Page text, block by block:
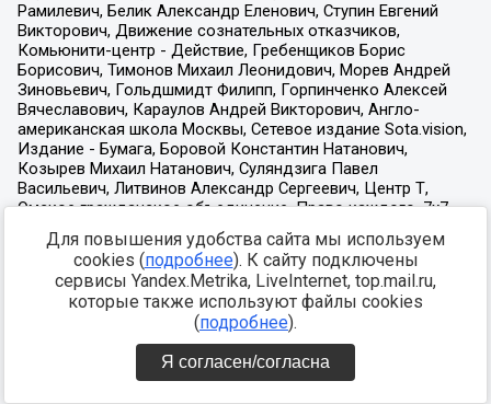
Для повышения удобства сайта мы используем
cookies (подробнее). К сайту подключены
сервисы Yandex.Metrika, LiveInternet, top.mail.ru,
которые также используют файлы cookies
(подробнее).
Я согласен/согласна